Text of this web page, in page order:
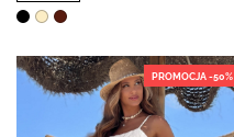
PROMOCJA -50%